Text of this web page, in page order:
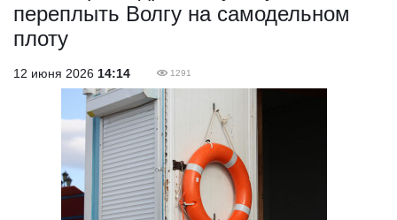
переплыть Волгу на самодельном
плоту
12 июня 2026 14:14 1291